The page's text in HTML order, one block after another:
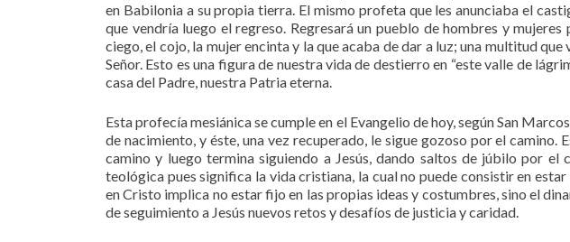
en Babilonia a su propia tierra. El mismo profeta que les anunciaba el
que vendría luego el regreso. Regresará un pueblo de hombres y
ciego, el cojo, la mujer encinta y la que acaba de dar a luz; una multitud
Señor. Esto es una figura de nuestra vida de destierro en “este valle de
casa del Padre, nuestra Patria eterna.
Esta profecía mesiánica se cumple en el Evangelio de hoy, según San
de nacimiento, y éste, una vez recuperado, le sigue gozoso por el
camino y luego termina siguiendo a Jesús, dando saltos de júbilo por el
teológica pues significa la vida cristiana, la cual no puede consistir en
en Cristo implica no estar fijo en las propias ideas y costumbres, sino el
de seguimiento a Jesús nuevos retos y desafíos de justicia y caridad.